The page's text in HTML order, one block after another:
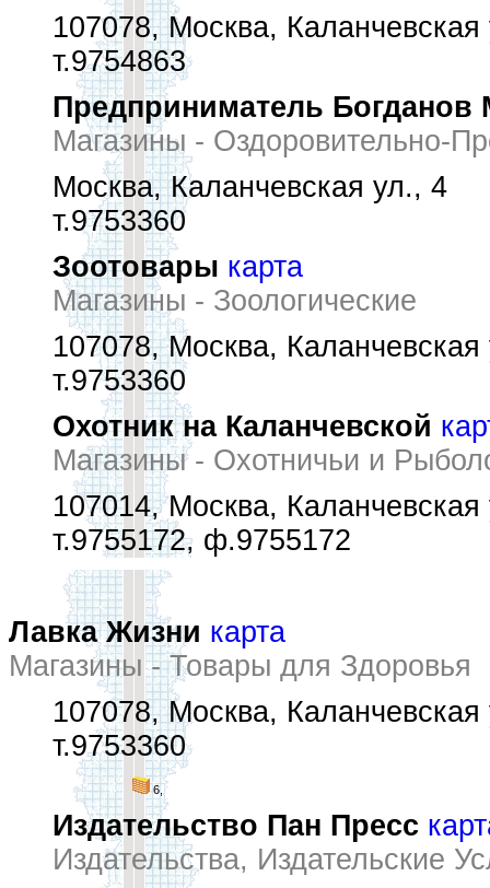
107078, Москва, Каланчевская
т.9754863
Предприниматель Богданов
Магазины - Оздоровительно-
Москва, Каланчевская ул., 4
т.9753360
Зоотовары карта
Магазины - Зоологические
107078, Москва, Каланчевская
т.9753360
Охотник на Каланчевской
Магазины - Охотничьи и
107014, Москва,
т.9755172, ф.9755172
Лавка Жизни карта
Магазины - Товары для Здоровья
107078, Москва, Каланчевская
т.9753360
6,
Издательство Пан Пресс
Издательства, Издательские